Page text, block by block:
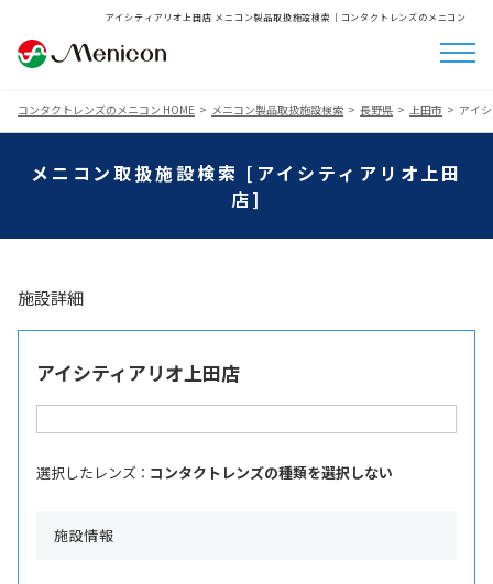
アイシティアリオ上田店 メニコン製品取扱施設検索│コンタクトレンズのメニコン
コンタクトレンズのメニコン HOME メニコン製品取扱施設検索 長野県 上田市 アイ
メニコン取扱施設検索 [アイシティアリオ上田
店]
施設詳細
アイシティアリオ上田店
選択したレンズ ： コンタクトレンズの種類を選択しない
施設情報